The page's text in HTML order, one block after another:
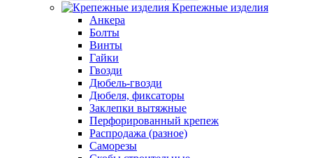
Крепежные изделия
Анкера
Болты
Винты
Гайки
Гвозди
Дюбель-гвозди
Дюбеля, фиксаторы
Заклепки вытяжные
Перфорированный крепеж
Распродажа (разное)
Саморезы